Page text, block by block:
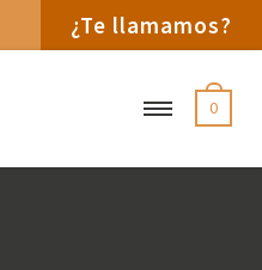
¿Te llamamos?
0